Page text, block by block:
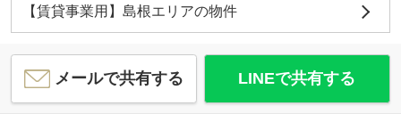
【賃貸事業用】島根エリアの物件
メールで共有する LINEで共有する